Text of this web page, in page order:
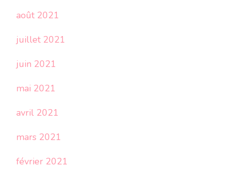
août 2021
juillet 2021
juin 2021
mai 2021
avril 2021
mars 2021
février 2021